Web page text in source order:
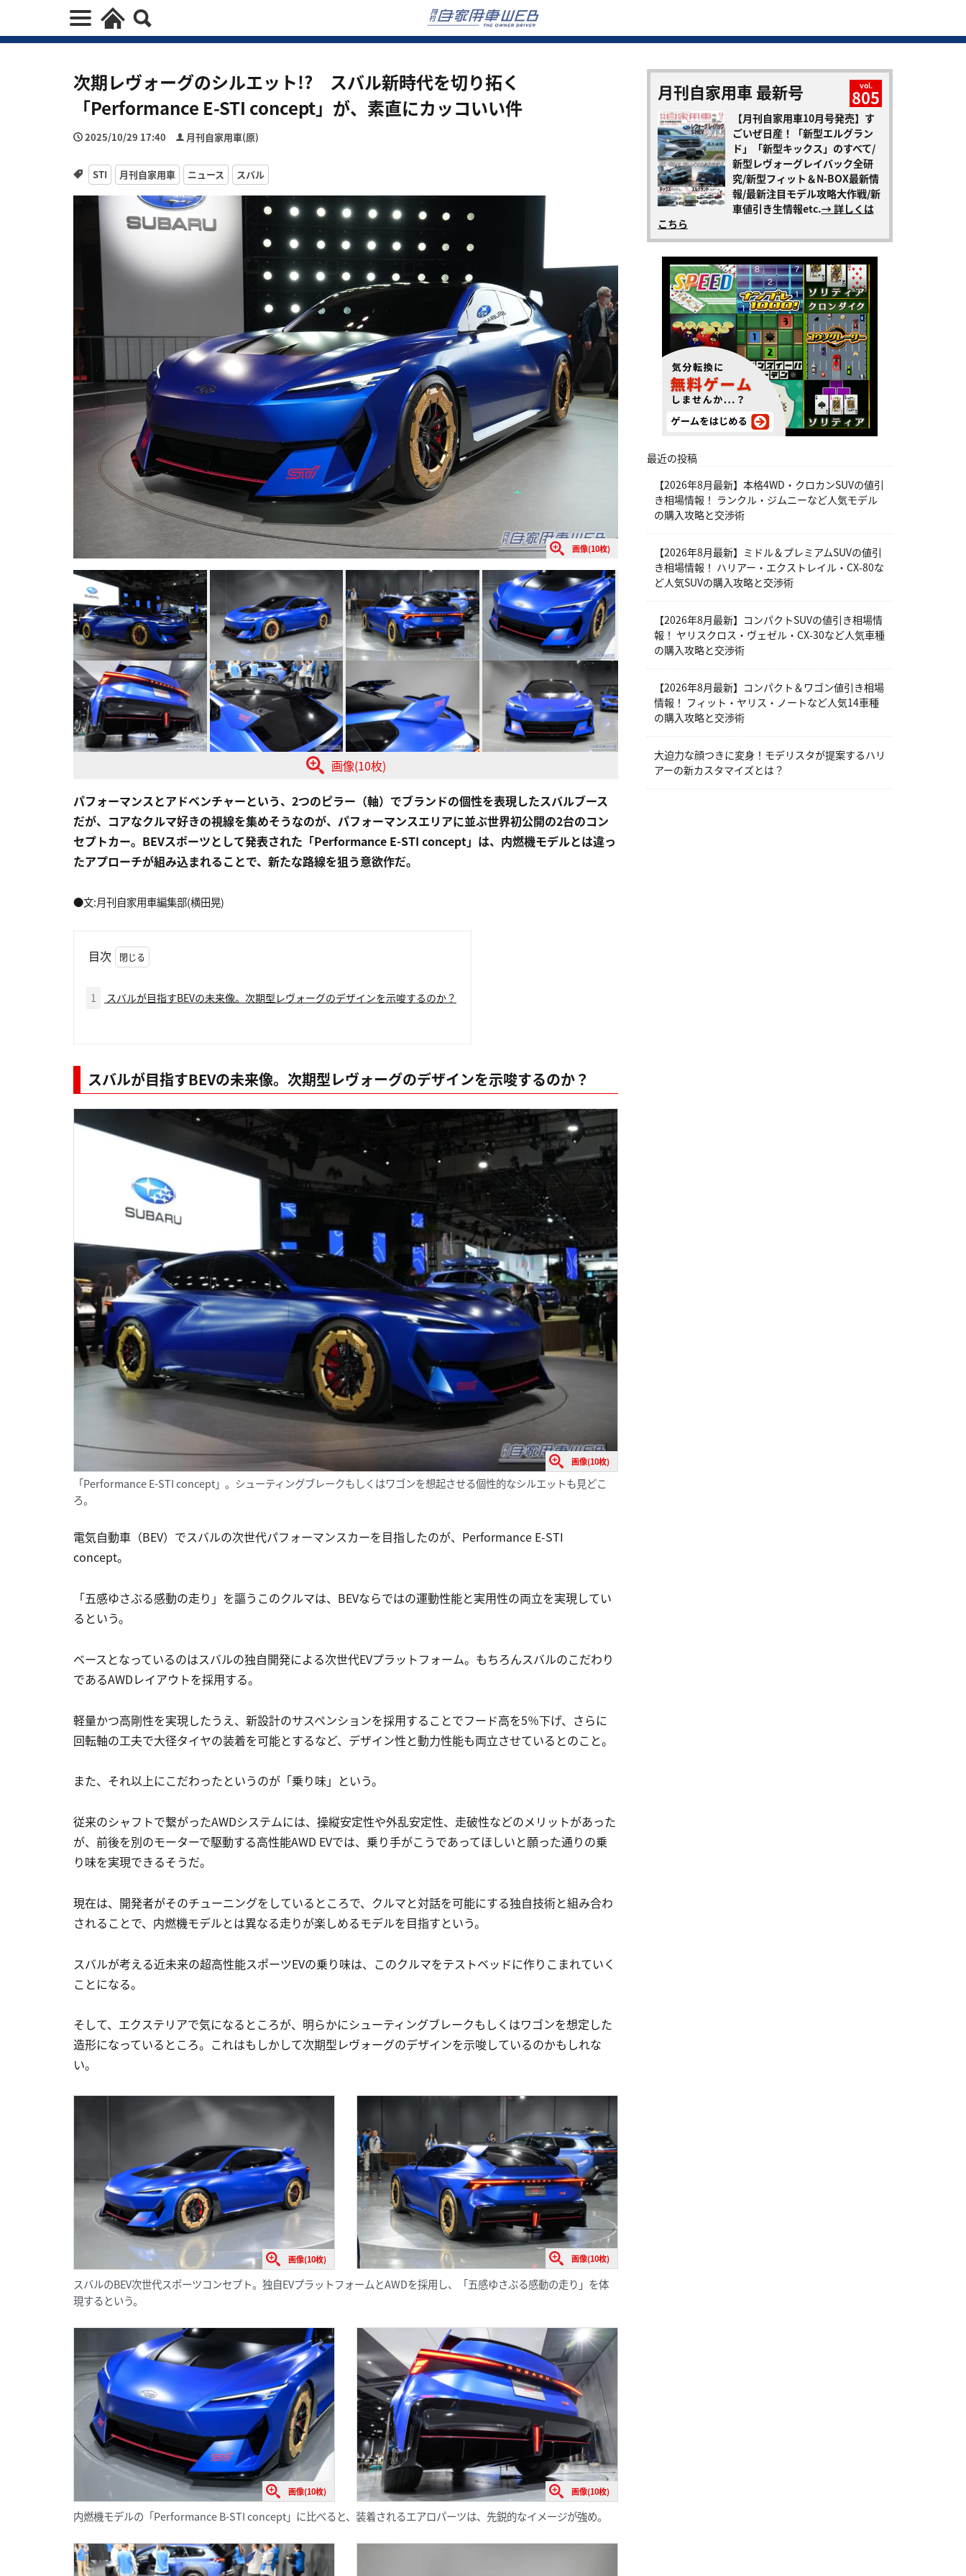
次期レヴォーグのシルエット!? スバル新時代を切り拓く
「Performance E-STI concept」が、素直にカッコいい件
2025/10/29 17:40 月刊自家用車(原)
STI 月刊自家用車 ニュース スバル
画像(10枚)
画像(10枚)
パフォーマンスとアドベンチャーという、2つのピラー（軸）でブランドの個性を表現したスバルブース
だが、コアなクルマ好きの視線を集めそうなのが、パフォーマンスエリアに並ぶ世界初公開の2台のコン
セプトカー。BEVスポーツとして発表された「Performance E-STI concept」は、内燃機モデルとは違っ
たアプローチが組み込まれることで、新たな路線を狙う意欲作だ。
●文:月刊自家用車編集部(横田晃)
目次
1 スバルが目指すBEVの未来像。次期型レヴォーグのデザインを示唆するのか？
スバルが目指すBEVの未来像。次期型レヴォーグのデザインを示唆するのか？
画像(10枚)
「Performance E-STI concept」。シューティングブレークもしくはワゴンを想起させる個性的なシルエットも見どこ
ろ。
電気自動車（BEV）でスバルの次世代パフォーマンスカーを目指したのが、Performance E-STI
concept。
「五感ゆさぶる感動の走り」を謳うこのクルマは、BEVならではの運動性能と実用性の両立を実現してい
るという。
ベースとなっているのはスバルの独自開発による次世代EVプラットフォーム。もちろんスバルのこだわり
であるAWDレイアウトを採用する。
軽量かつ高剛性を実現したうえ、新設計のサスペンションを採用することでフード高を5％下げ、さらに
回転軸の工夫で大径タイヤの装着を可能とするなど、デザイン性と動力性能も両立させているとのこと。
また、それ以上にこだわったというのが「乗り味」という。
従来のシャフトで繋がったAWDシステムには、操縦安定性や外乱安定性、走破性などのメリットがあった
が、前後を別のモーターで駆動する高性能AWD EVでは、乗り手がこうであってほしいと願った通りの乗
り味を実現できるそうだ。
現在は、開発者がそのチューニングをしているところで、クルマと対話を可能にする独自技術と組み合わ
されることで、内燃機モデルとは異なる走りが楽しめるモデルを目指すという。
スバルが考える近未来の超高性能スポーツEVの乗り味は、このクルマをテストベッドに作りこまれていく
ことになる。
そして、エクステリアで気になるところが、明らかにシューティングブレークもしくはワゴンを想定した
造形になっているところ。これはもしかして次期型レヴォーグのデザインを示唆しているのかもしれな
い。
画像(10枚) 画像(10枚)
スバルのBEV次世代スポーツコンセプト。独自EVプラットフォームとAWDを採用し、「五感ゆさぶる感動の走り」を体
現するという。
画像(10枚) 画像(10枚)
内燃機モデルの「Performance B-STI concept」に比べると、装着されるエアロパーツは、先鋭的なイメージが強め。
月刊自家用車 最新号 vol.
805
【月刊自家用車10月号発売】す
ごいぜ日産！「新型エルグラン
ド」「新型キックス」のすべて/
新型レヴォーグレイバック全研
究/新型フィット＆N-BOX最新情
報/最新注目モデル攻略大作戦/新
車値引き生情報etc.→ 詳しくは
こちら
最近の投稿
【2026年8月最新】本格4WD・クロカンSUVの値引
き相場情報！ ランクル・ジムニーなど人気モデル
の購入攻略と交渉術
【2026年8月最新】ミドル＆プレミアムSUVの値引
き相場情報！ ハリアー・エクストレイル・CX-80な
ど人気SUVの購入攻略と交渉術
【2026年8月最新】コンパクトSUVの値引き相場情
報！ ヤリスクロス・ヴェゼル・CX-30など人気車種
の購入攻略と交渉術
【2026年8月最新】コンパクト＆ワゴン値引き相場
情報！ フィット・ヤリス・ノートなど人気14車種
の購入攻略と交渉術
大迫力な顔つきに変身！モデリスタが提案するハリ
アーの新カスタマイズとは？